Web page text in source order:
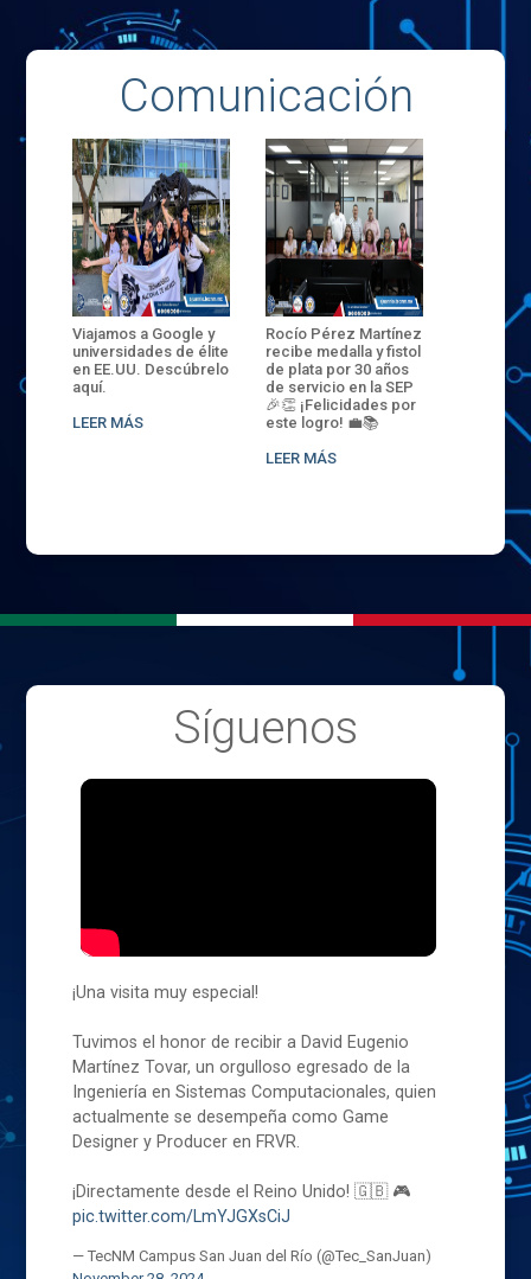
Comunicación
Viajamos a Google y
universidades de élite
en EE.UU. Descúbrelo
aquí.
LEER MÁS
Rocío Pérez Martínez
recibe medalla y fistol
de plata por 30 años
de servicio en la SEP
🎉👏 ¡Felicidades por
este logro! 💼📚
LEER MÁS
ENECB-
del
batalla.
32
sede
Síguenos
¡Una visita muy especial!
Tuvimos el honor de recibir a David Eugenio
Martínez Tovar, un orgulloso egresado de la
Ingeniería en Sistemas Computacionales, quien
actualmente se desempeña como Game
Designer y Producer en FRVR.
¡Directamente desde el Reino Unido! 🇬🇧 🎮
pic.twitter.com/LmYJGXsCiJ
— TecNM Campus San Juan del Río (@Tec_SanJuan)